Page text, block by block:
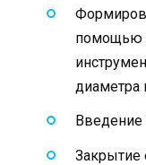
помощью
диаметра
Введение
Закрытие